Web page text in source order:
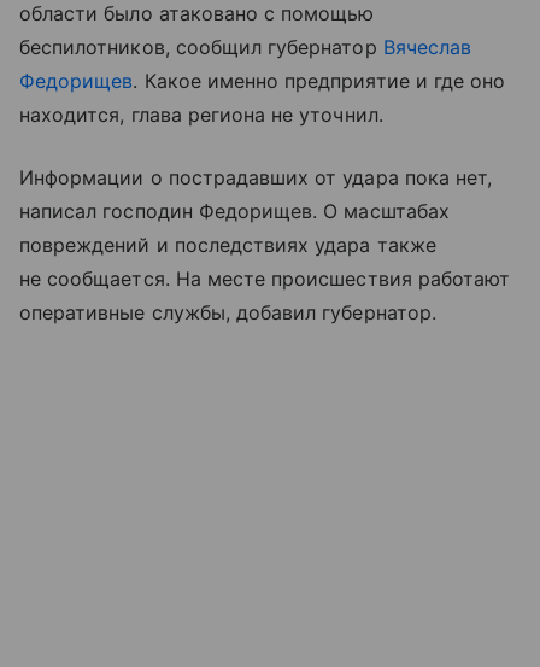
области было атаковано с помощью
беспилотников, сообщил губернатор Вячеслав
Федорищев. Какое именно предприятие и где оно
находится, глава региона не уточнил.
Информации о пострадавших от удара пока нет,
написал господин Федорищев. О масштабах
повреждений и последствиях удара также
не сообщается. На месте происшествия работают
оперативные службы, добавил губернатор.